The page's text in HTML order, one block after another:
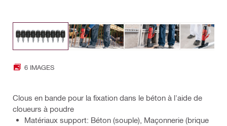
6 IMAGES
Clous en bande pour la fixation dans le béton à l'aide de
cloueurs à poudre
Matériaux support: Béton (souple), Maçonnerie (brique